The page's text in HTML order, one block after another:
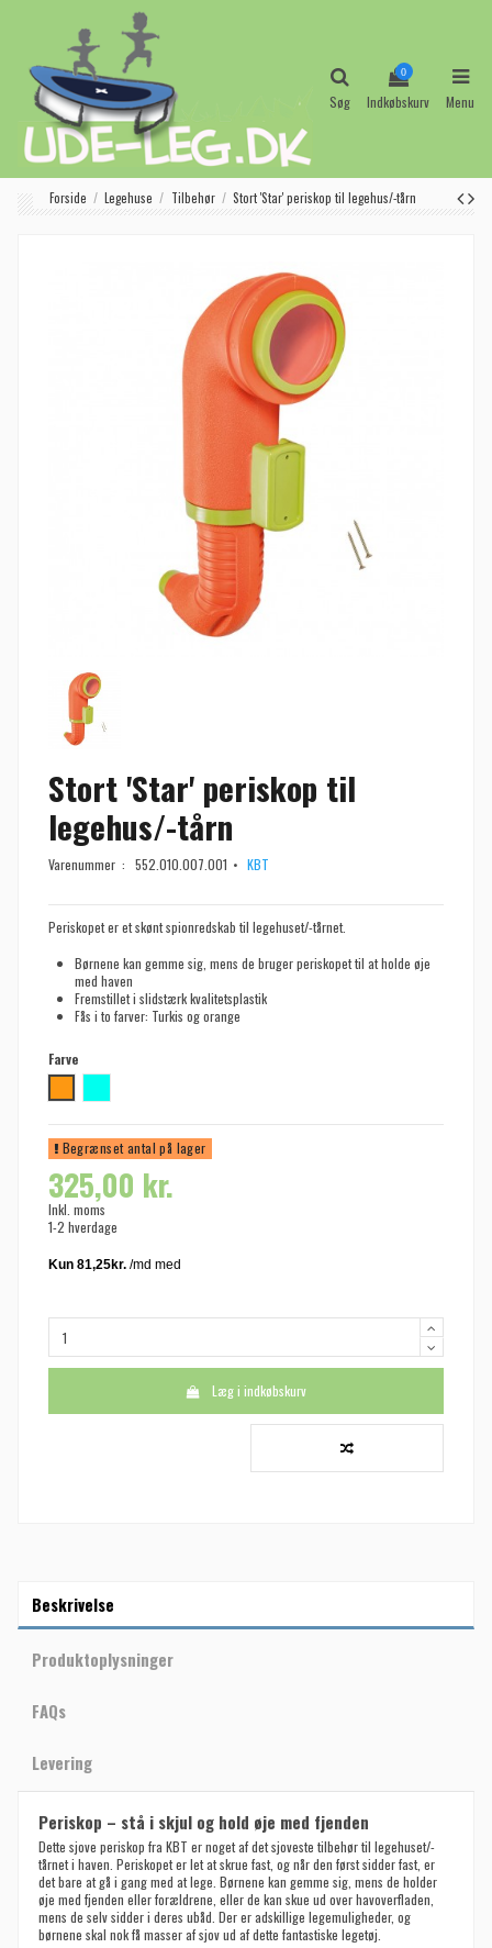
Søg
0
Indkøbskurv Menu
Forside Legehuse Tilbehør Stort 'Star' periskop til legehus/-tårn
Stort 'Star' periskop til
legehus/-tårn
Varenummer : 552.010.007.001 KBT
Periskopet er et skønt spionredskab til legehuset/-tårnet.
Børnene kan gemme sig, mens de bruger periskopet til at holde øje
med haven
Fremstillet i slidstærk kvalitetsplastik
Fås i to farver: Turkis og orange
Farve
Begrænset antal på lager
325,00 kr.
Inkl. moms
1-2 hverdage
Læg i indkøbskurv
Beskrivelse
Produktoplysninger
FAQs
Levering
Periskop – stå i skjul og hold øje med fjenden
Dette sjove periskop fra KBT er noget af det sjoveste tilbehør til legehuset/-
tårnet i haven. Periskopet er let at skrue fast, og når den først sidder fast, er
det bare at gå i gang med at lege. Børnene kan gemme sig, mens de holder
øje med fjenden eller forældrene, eller de kan skue ud over havoverfladen,
mens de selv sidder i deres ubåd. Der er adskillige legemuligheder, og
børnene skal nok få masser af sjov ud af dette fantastiske legetøj.